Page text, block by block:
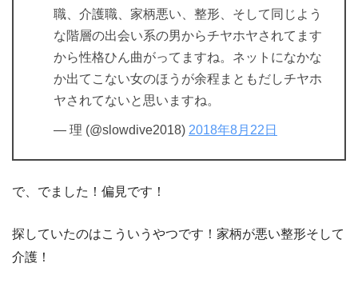
職、介護職、家柄悪い、整形、そして同じよう
な階層の出会い系の男からチヤホヤされてます
から性格ひん曲がってますね。ネットになかな
か出てこない女のほうが余程まともだしチヤホ
ヤされてないと思いますね。
— 理 (@slowdive2018) 2018年8月22日
で、でました！偏見です！
探していたのはこういうやつです！家柄が悪い整形そして
介護！